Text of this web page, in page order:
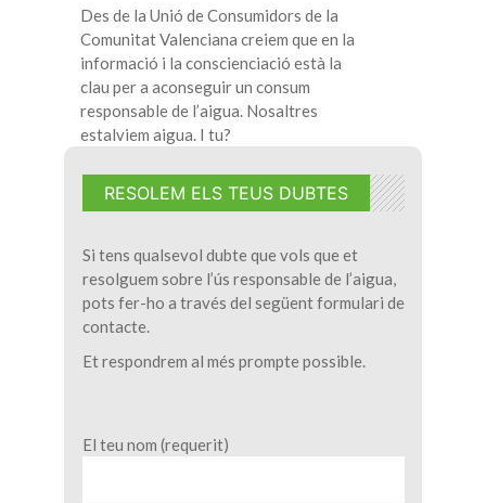
Des de la Unió de Consumidors de la
Comunitat Valenciana creiem que en la
informació i la conscienciació està la
clau per a aconseguir un consum
responsable de l’aigua. Nosaltres
estalviem aigua. I tu?
RESOLEM ELS TEUS DUBTES
Si tens qualsevol dubte que vols que et
resolguem sobre l’ús responsable de l’aigua,
pots fer-ho a través del següent formulari de
contacte.
Et respondrem al més prompte possible.
El teu nom (requerit)